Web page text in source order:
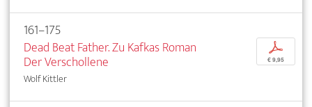
161–175
Dead Beat Father. Zu Kafkas Roman
Der Verschollene
Wolf Kittler
p
€ 9,95